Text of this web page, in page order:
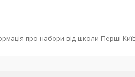
про набори від школи Перші